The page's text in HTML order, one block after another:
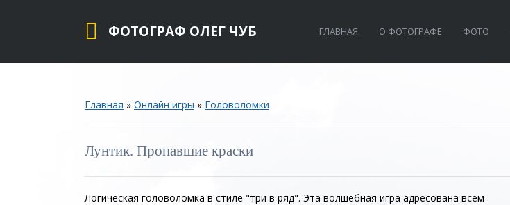
ФОТОГРАФ ОЛЕГ ЧУБ ГЛАВНАЯ О ФОТОГРАФЕ ФОТО
Главная » Онлайн игры » Головоломки
Лунтик. Пропавшие краски
Логическая головоломка в стиле "три в ряд". Эта волшебная игра адресована всем